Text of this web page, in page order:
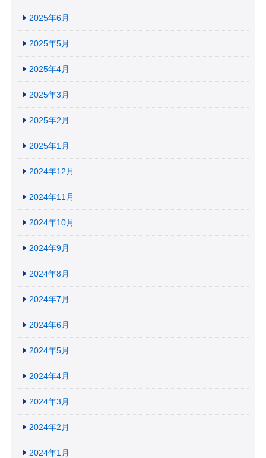
2025年6月
2025年5月
2025年4月
2025年3月
2025年2月
2025年1月
2024年12月
2024年11月
2024年10月
2024年9月
2024年8月
2024年7月
2024年6月
2024年5月
2024年4月
2024年3月
2024年2月
2024年1月